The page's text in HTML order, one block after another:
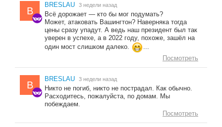
B
BRESLAU 3 недели назад
Всё дорожает — кто бы мог подумать?
Может, атаковать Вашингтон? Наверняка тогда
цены сразу упадут. А ведь наш президент был так
уверен в успехе, а в 2022 году, похоже, зашёл на
один мост слишком далеко.
...
Посмотреть
B
BRESLAU 3 недели назад
Никто не погиб, никто не пострадал. Как обычно.
Расходитесь, пожалуйста, по домам. Мы
побеждаем.
Посмотреть